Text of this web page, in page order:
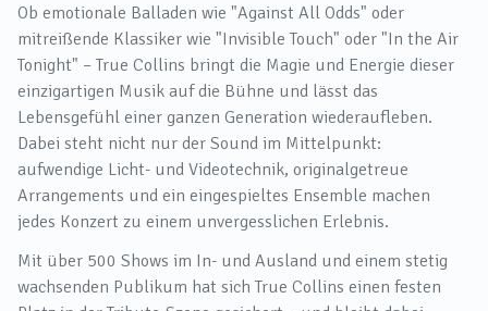
Ob emotionale Balladen wie "Against All Odds" oder
mitreißende Klassiker wie "Invisible Touch" oder "In the Air
Tonight" – True Collins bringt die Magie und Energie dieser
einzigartigen Musik auf die Bühne und lässt das
Lebensgefühl einer ganzen Generation wiederaufleben.
Dabei steht nicht nur der Sound im Mittelpunkt:
aufwendige Licht- und Videotechnik, originalgetreue
Arrangements und ein eingespieltes Ensemble machen
jedes Konzert zu einem unvergesslichen Erlebnis.
Mit über 500 Shows im In- und Ausland und einem stetig
wachsenden Publikum hat sich True Collins einen festen